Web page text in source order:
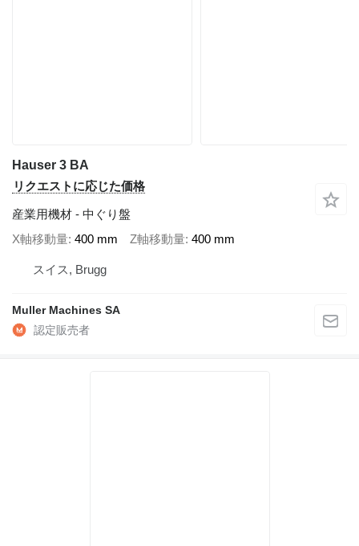
Hauser 3 BA
リクエストに応じた価格
産業用機材 - 中ぐり盤
X軸移動量 400 mm Z軸移動量 400 mm
スイス, Brugg
Muller Machines SA